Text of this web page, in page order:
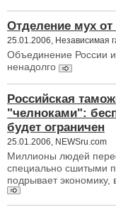
Отделение мух от
25.01.2006, Независимая
Объединение России
ненадолго
Российская
"челноками":
будет ограничен
25.01.2006, NEWSru.com
Миллионы людей
специально сшитыми
подрывает экономику,